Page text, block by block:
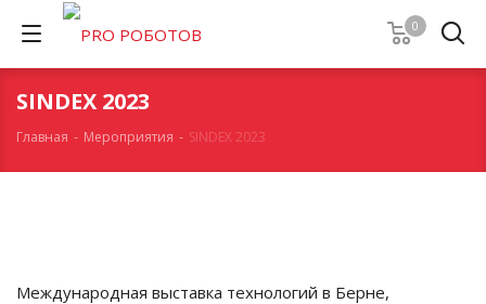
0
SINDEX 2023
Главная - Мероприятия - SINDEX 2023
Международная выставка технологий в Берне,